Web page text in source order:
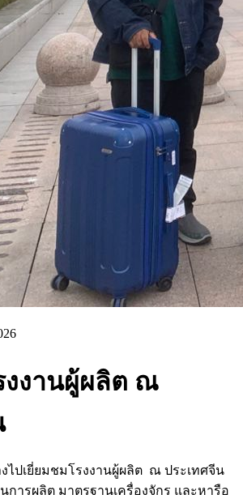
งงานผู้ผลิต ณ
ไปเยี่ยมชมโรงงานผู้ผลิต ณ ประเทศจีน
การผลิต มาตรฐานเครื่องจักร และหารือ